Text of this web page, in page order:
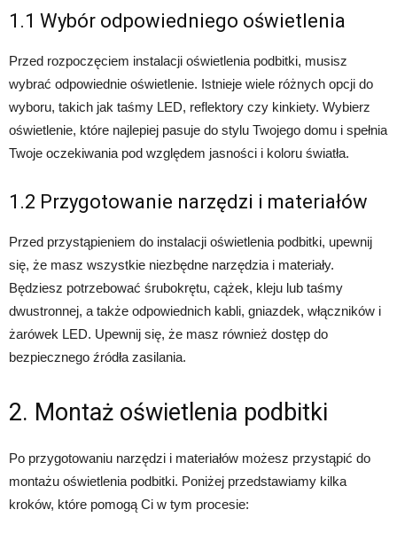
1.1 Wybór odpowiedniego oświetlenia
Przed rozpoczęciem instalacji oświetlenia podbitki, musisz
wybrać odpowiednie oświetlenie. Istnieje wiele różnych opcji do
wyboru, takich jak taśmy LED, reflektory czy kinkiety. Wybierz
oświetlenie, które najlepiej pasuje do stylu Twojego domu i spełnia
Twoje oczekiwania pod względem jasności i koloru światła.
1.2 Przygotowanie narzędzi i materiałów
Przed przystąpieniem do instalacji oświetlenia podbitki, upewnij
się, że masz wszystkie niezbędne narzędzia i materiały.
Będziesz potrzebować śrubokrętu, cążek, kleju lub taśmy
dwustronnej, a także odpowiednich kabli, gniazdek, włączników i
żarówek LED. Upewnij się, że masz również dostęp do
bezpiecznego źródła zasilania.
2. Montaż oświetlenia podbitki
Po przygotowaniu narzędzi i materiałów możesz przystąpić do
montażu oświetlenia podbitki. Poniżej przedstawiamy kilka
kroków, które pomogą Ci w tym procesie: